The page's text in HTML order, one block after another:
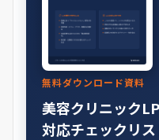
無料ダウンロード資料
美容クリニック
対応チェックリス